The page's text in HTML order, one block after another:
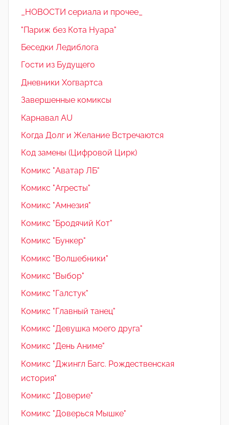
_НОВОСТИ сериала и прочее_
"Париж без Кота Нуара"
Беседки Ледиблога
Гости из Будущего
Дневники Хогвартса
Завершенные комиксы
Карнавал AU
Когда Долг и Желание Встречаются
Код замены (Цифровой Цирк)
Комикс "Аватар ЛБ"
Комикс "Агресты"
Комикс "Амнезия"
Комикс "Бродячий Кот"
Комикс "Бункер"
Комикс "Волшебники"
Комикс "Выбор"
Комикс "Галстук"
Комикс "Главный танец"
Комикс "Девушка моего друга"
Комикс "День Аниме"
Комикс "Джингл Багс. Рождественская
история"
Комикс "Доверие"
Комикс "Доверься Мышке"